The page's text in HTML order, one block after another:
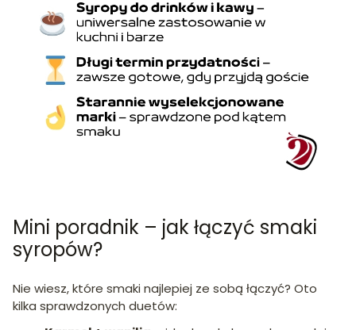
Mini poradnik – jak łączyć smaki
syropów?
Nie wiesz, które smaki najlepiej ze sobą łączyć? Oto
kilka sprawdzonych duetów: